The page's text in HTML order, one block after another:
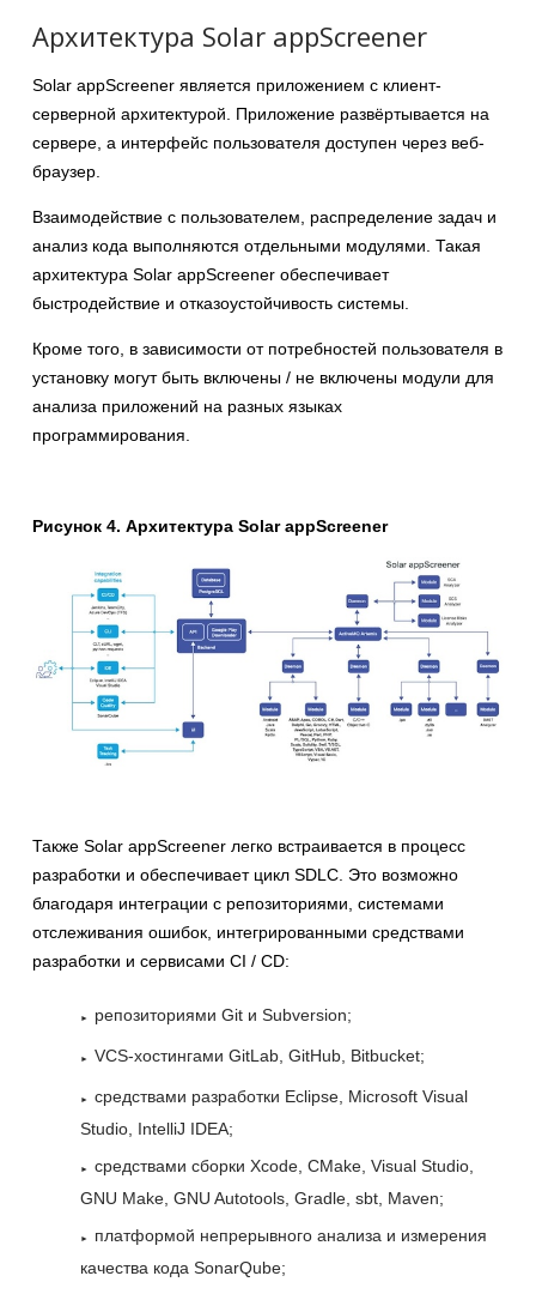
Архитектура Solar appScreener
Solar appScreener является приложением с клиент-
серверной архитектурой. Приложение развёртывается на
сервере, а интерфейс пользователя доступен через веб-
браузер.
Взаимодействие с пользователем, распределение задач и
анализ кода выполняются отдельными модулями. Такая
архитектура Solar appScreener обеспечивает
быстродействие и отказоустойчивость системы.
Кроме того, в зависимости от потребностей пользователя в
установку могут быть включены / не включены модули для
анализа приложений на разных языках
программирования.
Рисунок 4. Архитектура Solar appScreener
Также Solar appScreener легко встраивается в процесс
разработки и обеспечивает цикл SDLC. Это возможно
благодаря интеграции с репозиториями, системами
отслеживания ошибок, интегрированными средствами
разработки и сервисами CI / CD:
репозиториями Git и Subversion;
VCS-хостингами GitLab, GitHub, Bitbucket;
средствами разработки Eclipse, Microsoft Visual
Studio, IntelliJ IDEA;
средствами сборки Xcode, CMake, Visual Studio,
GNU Make, GNU Autotools, Gradle, sbt, Maven;
платформой непрерывного анализа и измерения
качества кода SonarQube;